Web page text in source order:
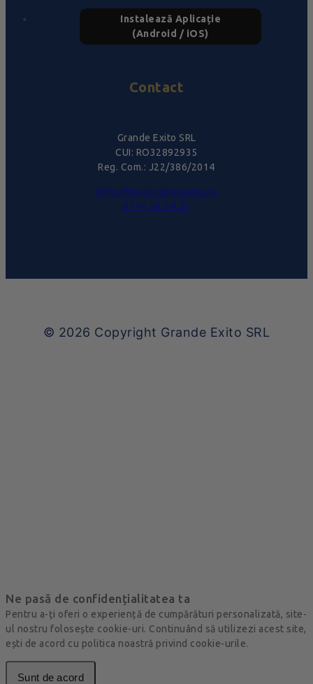
Instalează Aplicație
(Android / iOS)
Contact
Grande Exito SRL
CUI: RO32892935
Reg. Com.: J22/386/2014
office@pralinebelgiene.ro
0744.58.74.51
© 2026 Copyright Grande Exito SRL
Ne pasă de confidențialitatea ta
Pentru a-ți oferi o experiență de cumpărături personalizată, site-
ul nostru folosește cookie-uri. Continuând să utilizezi acest site,
ești de acord cu politica noastră privind cookie-urile.
Sunt de acord